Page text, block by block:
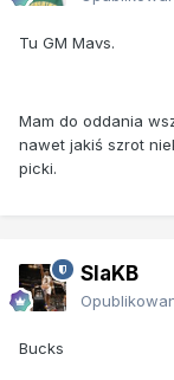
Tu GM Mavs.
Mam do oddania
nawet jakiś szrot
picki.
SlaKB
Bucks